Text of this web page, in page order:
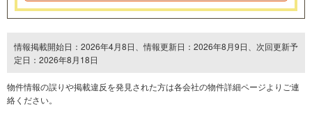
情報掲載開始日：2026年4月8日、情報更新日：2026年8月9日、次回更新予
定日：2026年8月18日
物件情報の誤りや掲載違反を発⾒された方は各会社の物件詳細ページよりご連
絡ください。